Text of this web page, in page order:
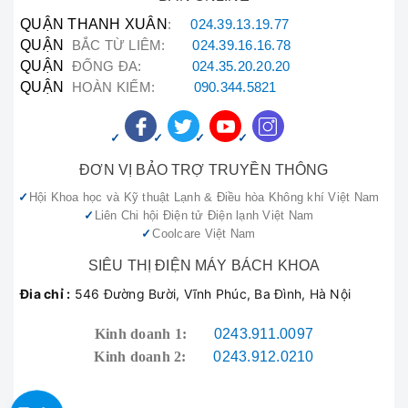
Anh Tuấn (Khu vực Võ Chí Công)
"Điều hòa Casper nhà tôi bị chảy nước, gọi
hotline sửa máy hút bụi
của Bách Khoa, chỉ khoảng 30 phút là có kỹ
thuật viên đến kiểm tra. Sửa nhanh, sạch sẽ
và nhiệt tình. Tôi rất hài lòng với
Bách Khoa sửa máy hút bụi
Chị Mai (Quận Đống Đa)
"Tivi Casper nhà tôi bị mất tiếng đột ngột, tôi
QUẬN THANH XUÂN :024.39.13.19.77
QUẬN BẮC TỪ LIÊM:024.39.16.16.78
QUẬN ĐỐNG ĐA: 024.35.20.20.20
QUẬN HOÀN KIẾM: 090.344.5821
ĐƠN VỊ BẢO TRỢ TRUYỀN THÔNG
Hội Khoa học và Kỹ thuật Lạnh & Điều hòa Không khí Việt Nam
Liên Chi hội Điện tử Điện lạnh Việt Nam
Coolcare Việt Nam
SIÊU THỊ ĐIỆN MÁY BÁCH KHOA
Đia chỉ : 546 Đường Bười, Vĩnh Phúc, Ba Đình, Hà Nội
Kinh doanh 1:
0243.911.0097
Kinh doanh 2:
0243.912.0210